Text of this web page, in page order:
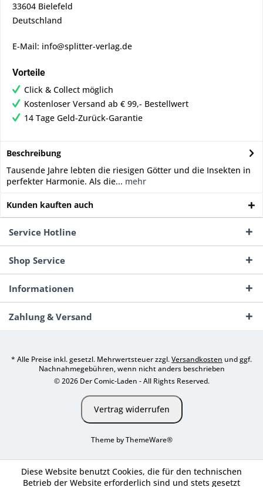
33604 Bielefeld
Deutschland
E-Mail: info@splitter-verlag.de
Vorteile
Click & Collect möglich
Kostenloser Versand ab € 99,- Bestellwert
14 Tage Geld-Zurück-Garantie
Beschreibung
Tausende Jahre lebten die riesigen Götter und die Insekten in
perfekter Harmonie. Als die... mehr
Kunden kauften auch
Service Hotline
Shop Service
Informationen
Zahlung & Versand
* Alle Preise inkl. gesetzl. Mehrwertsteuer zzgl.Versandkosten und ggf.
Nachnahmegebühren, wenn nicht anders beschrieben
© 2026 Der Comic-Laden - All Rights Reserved.
Vertrag widerrufen
Theme byThemeWare®
Diese Website benutzt Cookies, die für den technischen
Betrieb der Website erforderlich sind und stets gesetzt